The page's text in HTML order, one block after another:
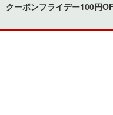
クーポンフライデー100円